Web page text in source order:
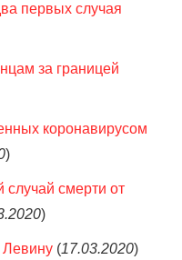
первых случая
за границей
коронавирусом
)
случай смерти от
)
Левину (17.03.2020)